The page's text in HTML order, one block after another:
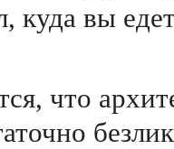
куда вы
что